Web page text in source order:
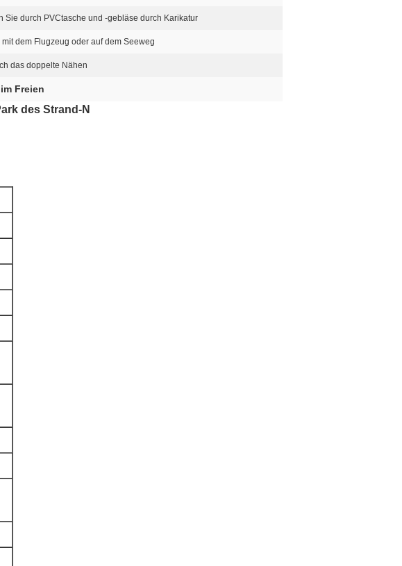
Sie durch PVCtasche und -gebläse durch Karikatur
mit dem Flugzeug oder auf dem Seeweg
das doppelte Nähen
Freien
des Strand-N